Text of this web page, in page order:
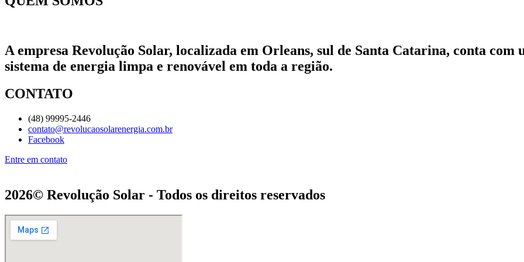
A empresa Revolução Solar, localizada em Orleans, sul de Santa Catarina, conta com
sistema de energia limpa e renovável em toda a região.
CONTATO
(48) 99995-2446
contato@revolucaosolarenergia.com.br
Facebook
Entre em contato
2026© Revolução Solar - Todos os direitos reservados